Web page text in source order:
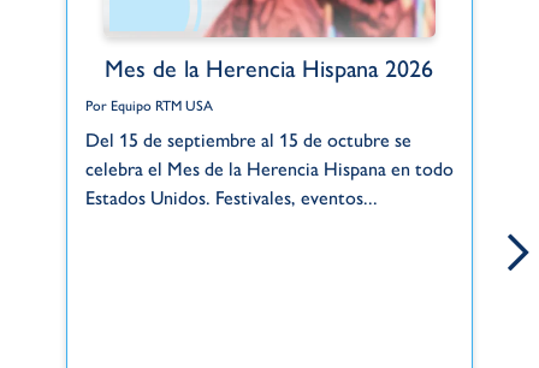
Mes de la Herencia Hispana 2026
Por Equipo RTM USA
Del 15 de septiembre al 15 de octubre se
celebra el Mes de la Herencia Hispana en todo
Estados Unidos. Festivales, eventos...